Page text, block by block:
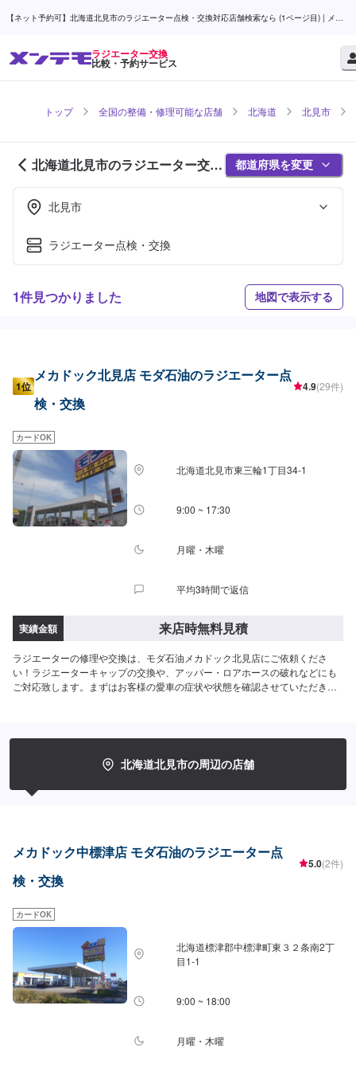
【ネット予約可】北海道北見市のラジエーター点検・交換対応店舗検索なら (1ページ目) | メン
ラジエーター交換
比較・予約サービス
トップ 全国の整備・修理可能な店舗 北海道 北見市
北海道北見市のラジエーター交換
対応店舗紹介 (1ページ目)
都道府県を変更
北見市
ラジエーター点検・交換
1件見つかりました 地図で表示する
1位
メカドック北見店 モダ石油のラジエーター点
検・交換
4.9(29件)
カードOK
北海道北見市東三輪1丁目34-1
9:00 ~ 17:30
月曜・木曜
平均3時間で返信
実績金額 来店時無料見積
ラジエーターの修理や交換は、モダ石油メカドック北見店にご依頼くださ
い！ラジエーターキャップの交換や、アッパー・ロアホースの破れなどにも
ご対応致します。まずはお客様の愛車の症状や状態を確認させていただき、
北海道北見市の周辺の店舗
メカドック中標津店 モダ石油のラジエーター点
検・交換
5.0(2件)
カードOK
北海道標津郡中標津町東３２条南2丁
目1-1
9:00 ~ 18:00
月曜・木曜